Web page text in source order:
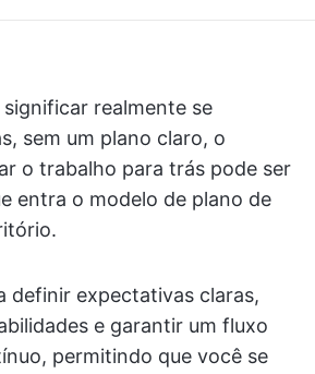
realmente se
sem um plano claro, o
o trabalho para trás pode ser
entra o modelo de plano de
definir expectativas claras,
e garantir um fluxo
permitindo que você se